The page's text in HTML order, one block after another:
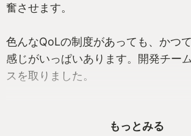
奮させます。
色んなQoLの制度があっても、かつ
感じがいっぱいあります。開発チー
スを取りました。
回もボスにぶっ飛ばされて、チーム
もっとみる